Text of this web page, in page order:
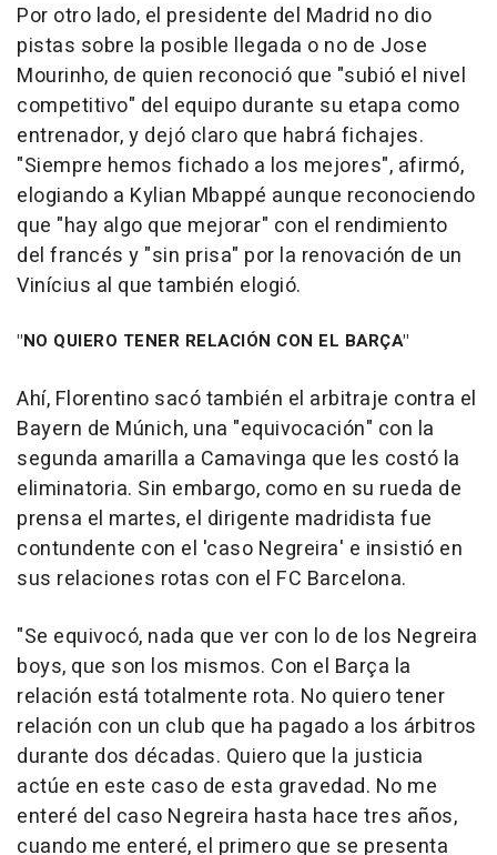
Por otro lado, el presidente del Madrid no dio
pistas sobre la posible llegada o no de Jose
Mourinho, de quien reconoció que "subió el nivel
competitivo" del equipo durante su etapa como
entrenador, y dejó claro que habrá fichajes.
"Siempre hemos fichado a los mejores", afirmó,
elogiando a Kylian Mbappé aunque reconociendo
que "hay algo que mejorar" con el rendimiento
del francés y "sin prisa" por la renovación de un
Vinícius al que también elogió.
"NO QUIERO TENER RELACIÓN CON EL BARÇA"
Ahí, Florentino sacó también el arbitraje contra el
Bayern de Múnich, una "equivocación" con la
segunda amarilla a Camavinga que les costó la
eliminatoria. Sin embargo, como en su rueda de
prensa el martes, el dirigente madridista fue
contundente con el 'caso Negreira' e insistió en
sus relaciones rotas con el FC Barcelona.
"Se equivocó, nada que ver con lo de los Negreira
boys, que son los mismos. Con el Barça la
relación está totalmente rota. No quiero tener
relación con un club que ha pagado a los árbitros
durante dos décadas. Quiero que la justicia
actúe en este caso de esta gravedad. No me
enteré del caso Negreira hasta hace tres años,
cuando me enteré, el primero que se presenta